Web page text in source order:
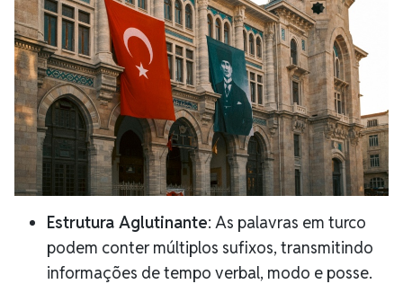
Estrutura Aglutinante: As palavras em turco
podem conter múltiplos sufixos, transmitindo
informações de tempo verbal, modo e posse.